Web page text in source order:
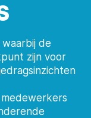
de
zijn voor